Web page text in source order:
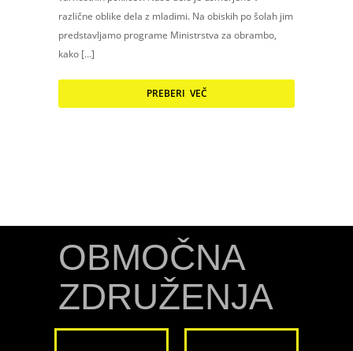
različne oblike dela z mladimi. Na obiskih po šolah jim
predstavljamo programe Ministrstva za obrambo,
kako […]
PREBERI VEČ
OBMOČNA
ZDRUŽENJA